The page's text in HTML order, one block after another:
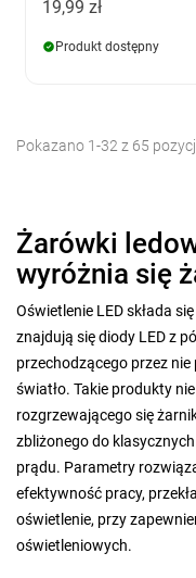
19,99 zł
Produkt dostępny
Pokazano 1-32 z 65
Żarówki
wyróżnia się
Oświetlenie LED składa
znajdują się diody LED z
przechodzącego przez
światło. Takie produkty
rozgrzewającego się
zbliżonego do
prądu. Parametry
efektywność pracy,
oświetlenie, przy
oświetleniowych.